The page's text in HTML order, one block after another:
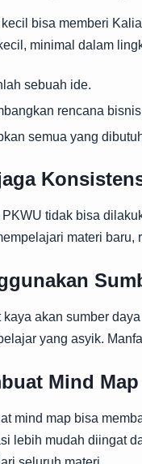
kecil bisa memberi
minimal dalam
sebuah ide.
rencana
semua yang
PKWU tidak bisa
materi
kaya akan sumber
yang asyik.
Mind Map
mind map bisa
lebih mudah diingat